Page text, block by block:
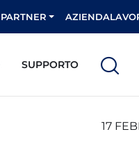
PARTNER AZIENDA
SUPPORTO
17